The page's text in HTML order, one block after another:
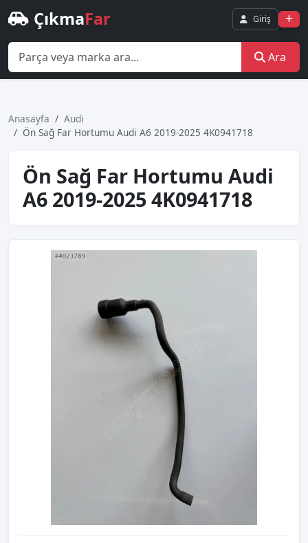
ÇıkmaFar Giriş
Ara
Anasayfa
Audi
Ön Sağ Far Hortumu Audi A6 2019-2025 4K0941718
Ön Sağ Far Hortumu Audi
A6 2019-2025 4K0941718